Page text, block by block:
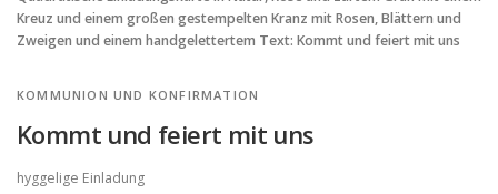
KOMMUNION UND KONFIRMATION
Kommt und feiert mit uns
hyggelige Einladung